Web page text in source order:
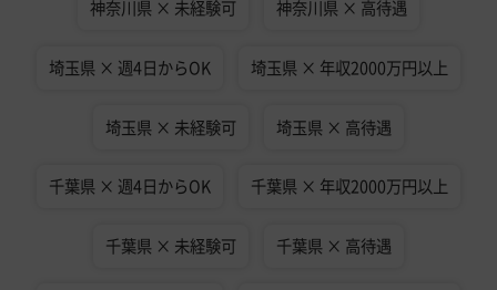
神奈川県 × 未経験可 神奈川県 × 高待遇
埼玉県 × 週4日からOK 埼玉県 × 年収2000万円以上
埼玉県 × 未経験可 埼玉県 × 高待遇
千葉県 × 週4日からOK 千葉県 × 年収2000万円以上
千葉県 × 未経験可 千葉県 × 高待遇